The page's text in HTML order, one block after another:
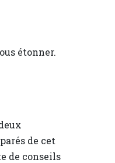
étonner.
de cet
de conseils